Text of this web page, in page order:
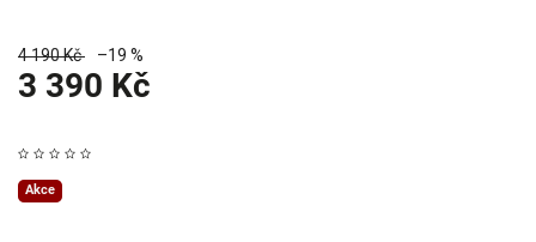
4 190 Kč –19 %
3 390 Kč
Akce